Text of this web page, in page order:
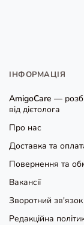
ІНФОРМАЦІЯ
AmigoCare —
від дієтолога
Про нас
Доставка та
Повернення та
Вакансії
Зворотний зв'язок
Редакційна